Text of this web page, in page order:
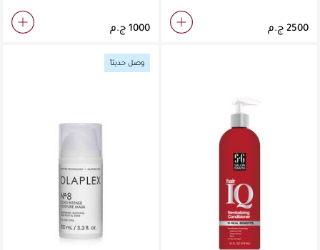
وصل حديثاً